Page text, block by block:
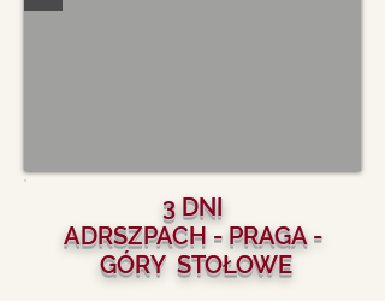
3 DNI
ADRSZPACH - PRAGA -
GÓRY STOŁOWE